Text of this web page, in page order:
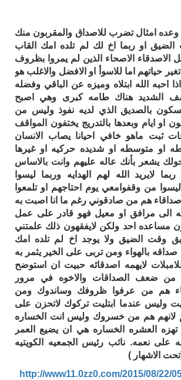
امثال تضرب للاصداق والمقربون منك
الضيق او ربما اخ لك لم تلده امك القاب
الاصدقاء الاصحاء الذين لم يمروا بظروف
حياتهم اما للاسوأ او الافضل والاغلب هو
احبه الله ابتلاه وميزه عن الباقي وفضله
الشديد هناك طامه كبرى وهي اصبح
بالصديق الذي لديه نفوذ وليس من
او ايام وبعدها بالتدريج يختفون المواقف
ثبت ماهو خافي احيانا يصاب الانسان
او متوسطه او شديده حركيه او غيرها
يشعر بأنك عاله عليهم وانت بالاساس
لايريد الله لهم الهدايه وربما ليسوا
من وقفوامعي يوم احتاجهم او تلمعوا
هم من صادقوني رغم ما انا اصبت به
الى مرافق او معيل فهو قادر على عمل
مساعده احد ولكن لايفقهون ذلك علمتني
وقت الضيق ولا يوجد اخ لم تلده امك
صداقه بالهواء ومن تربى على الخير يثمر به
لايهمه اصدقائه حبيت ان استوضح
من ضعف الصداقات والاخوه في مرور
هم من عرفوا ظروفك وساندوك ومن
وليس عندما ابتليت تركوك لاتحزن على
لانهم هم من خسروك وليس انت الخساره
العشره الخساره هي ان يضيع العمر
على نعمه. نائب رئيس الجمعيه الكويتيه
الاشهار )
http://www11.0zz0.com/2015/08/22/